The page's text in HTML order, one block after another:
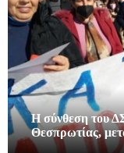
Η σύνθεση του
Θεσπρωτίας,